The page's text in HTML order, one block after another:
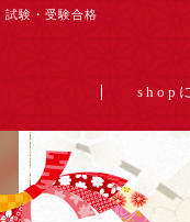
試験・受験合格
shop